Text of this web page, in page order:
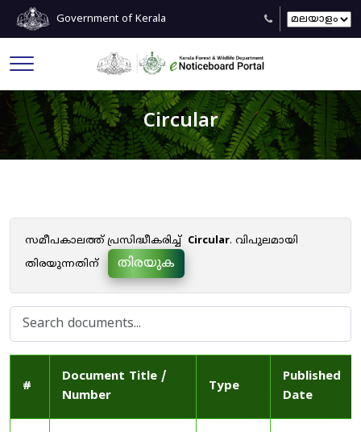
Government of Kerala
Circular
സമീപകാലത്ത് പ്രസിദ്ധീകരിച്ച് Circular. വിപുലമായി
തിരയുന്നതിന്
തിരയുക
#
Document Title /
Number
Type
Published
Date